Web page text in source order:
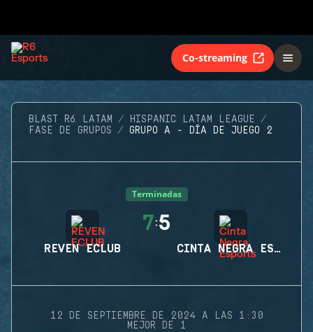
Co-streaming
BLAST R6 LATAM
HISPANIC LATAM LEAGUE
FASE DE GRUPOS
GRUPO A - DÍA DE JUEGO 2
Terminadas
REVEN ECLUB
7:5
CINTA NEGRA ESPORTS
12 DE SEPTIEMBRE DE 2024 A LAS 1:30
MEJOR DE 1